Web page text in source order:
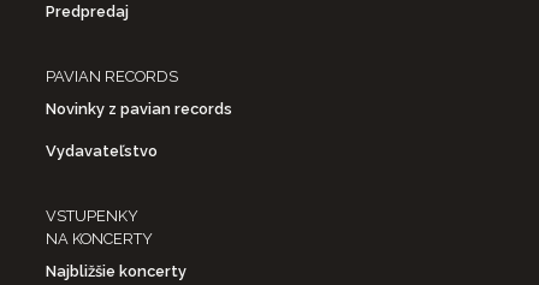
Predpredaj
PAVIAN RECORDS
Novinky z pavian records
Vydavateľstvo
VSTUPENKY
NA KONCERTY
Najbližšie koncerty